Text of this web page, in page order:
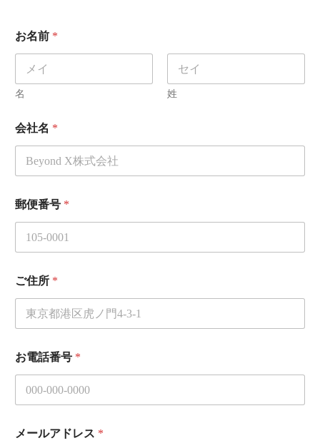
便
番
便
号
同
意
件
お名前 *
名 姓
会社名 *
郵便番号 *
ご住所 *
ー
ル
ス
お
お電話番号 *
メールアドレス *